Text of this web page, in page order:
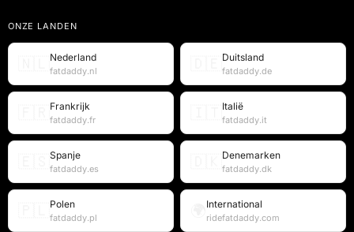
ONZE LANDEN
Nederland
fatdaddy.nl
Duitsland
fatdaddy.de
Frankrijk
fatdaddy.fr
Italië
fatdaddy.it
Spanje
fatdaddy.es
Denemarken
fatdaddy.dk
Polen
fatdaddy.pl
International
ridefatdaddy.com